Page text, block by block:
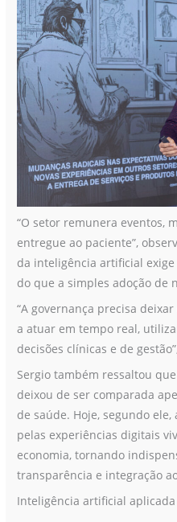
“O setor remunera eventos,
entregue ao paciente”,
da inteligência artificial
do que a simples adoção de
“A governança precisa
a atuar em tempo real,
decisões clínicas e de
Sergio também ressaltou
deixou de ser comparada
de saúde. Hoje, segundo
pelas experiências digitais
economia, tornando
transparência e integração
Inteligência artificial